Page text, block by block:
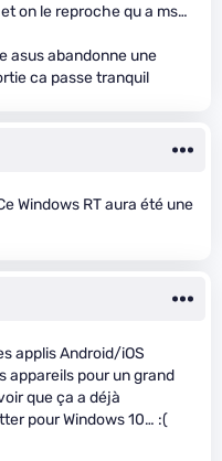
on le reproche qu a ms…
asus abandonne une
ca passe tranquil
Windows RT aura été une
applis Android/iOS
appareils pour un grand
que ça a déjà
pour Windows 10… :(